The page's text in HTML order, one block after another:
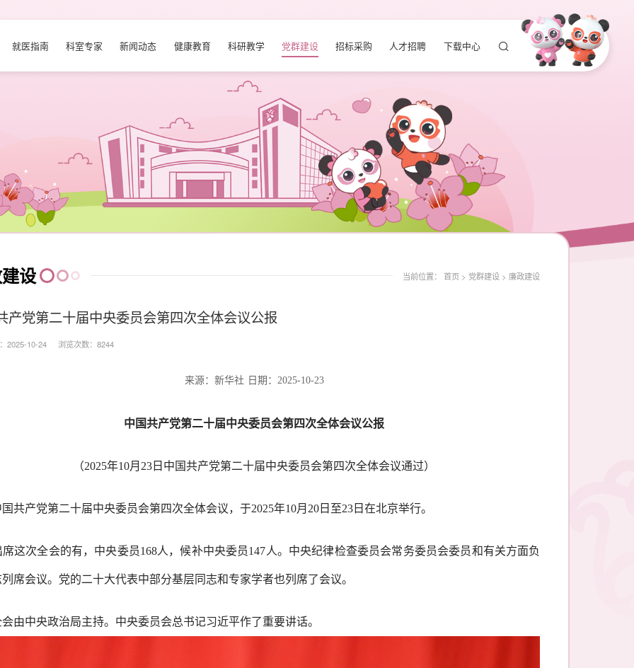
就医指南 科室专家 新闻动态 健康教育 科研教学 党群建设 招标采购 人才招聘 下载中心
设 当前位置： 首页 > 党群建设 > 廉政建设
产党第二十届中央委员会第四次全体会议公报
2025-10-24 浏览次数：8244
来源：新华社 日期： 2025-10-23
中国共产党第二十届中央委员会第四次全体会议公报
（2025年10月23日中国共产党第二十届中央委员会第四次全体会议通过）
产党第二十届中央委员会第四次全体会议，于2025年10月20日至23日在北京举行。
次全会的有，中央委员168人，候补中央委员147人。中央纪律检查委员会常务委员会委员和有关方面负
席会议。党的二十大代表中部分基层同志和专家学者也列席了会议。
会由中央政治局主持。中央委员会总书记习近平作了重要讲话。